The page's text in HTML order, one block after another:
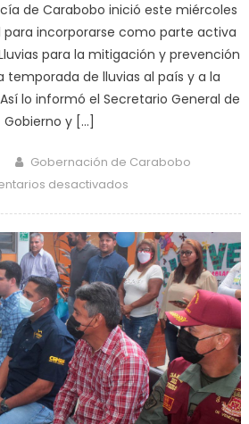
de Carabobo inició este miércoles
para incorporarse como parte activa
para la mitigación y prevención
temporada de lluvias al país y a la
lo informó el Secretario General de
Gobierno y […]
Author
Gobernación de Carabobo
desactivados
Nacional de Lluvias